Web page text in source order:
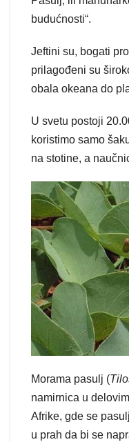
budućnosti“.
Jeftini su, bogati
prilagođeni su
obala okeana do
U svetu postoji
koristimo samo
na stotine, a
Morama pasulj (
namirnica u
Afrike, gde se
u prah da bi se